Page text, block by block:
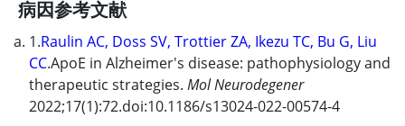
病因参考文献
1.Raulin AC, Doss SV, Trottier ZA, Ikezu TC, Bu G, Liu
CC.ApoE in Alzheimer's disease: pathophysiology and
therapeutic strategies. Mol Neurodegener
2022;17(1):72.doi:10.1186/s13024-022-00574-4